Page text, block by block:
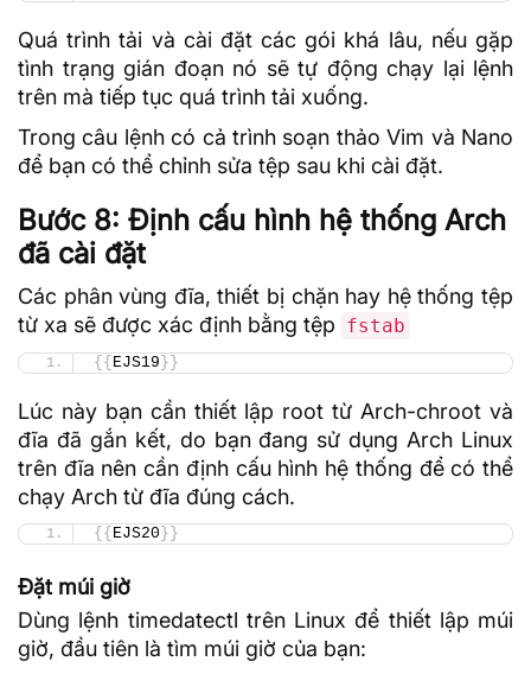
Quá trình tải và cài đặt các gói khá lâu, nếu gặp
tình trạng gián đoạn nó sẽ tự động chạy lại lệnh
trên mà tiếp tục quá trình tải xuống.
Trong câu lệnh có cả trình soạn thảo Vim và Nano
để bạn có thể chỉnh sửa tệp sau khi cài đặt.
Bước 8: Định cấu hình hệ thống Arch
đã cài đặt
Các phân vùng đĩa, thiết bị chặnhay hệ thống tệp
từ xa sẽ được xác định bằng tệp fstab
{{EJS19}}
Lúc này bạn cần thiết lập root từ Arch-chroot và
đĩa đã gắn kết, do bạn đang sử dụng Arch Linux
trên đĩa nên cần định cấu hình hệ thống để có thể
chạy Arch từ đĩa đúng cách.
{{EJS20}}
Đặt múi giờ
Dùng lệnh timedatectl trên Linux để thiết lập múi
giờ, đầu tiên là tìm múi giờ của bạn: